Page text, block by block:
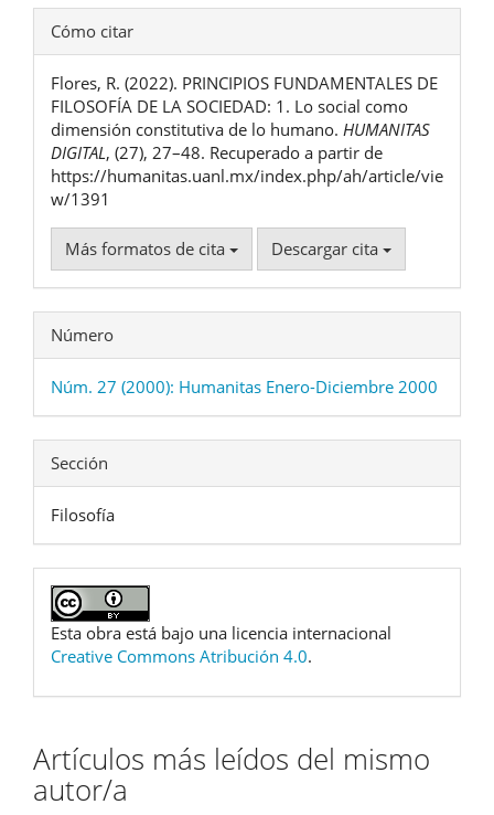
Detalles
del
artículo
Cómo citar
Flores, R. (2022). PRINCIPIOS FUNDAMENTALES DE
FILOSOFÍA DE LA SOCIEDAD: 1. Lo social como
dimensión constitutiva de lo humano. HUMANITAS
DIGITAL, (27), 27–48. Recuperado a partir de
https://humanitas.uanl.mx/index.php/ah/article/vie
w/1391
Más formatos de cita Descargar cita
Número
Núm. 27 (2000): Humanitas Enero-Diciembre 2000
Sección
Filosofía
Esta obra está bajo una licencia internacional
Creative Commons Atribución 4.0.
Artículos más leídos del mismo
autor/a